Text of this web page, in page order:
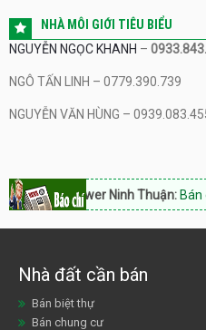
NHÀ MÔI GIỚI TIÊU BIỂU
NGUYỄN NGỌC KHANH –
NGÔ TẤN LINH – 0779.390.739
NGUYỄN VĂN HÙNG –
Tower Ninh Thuận:Bán căn hộ,
Nhà đất cần bán
Bán biệt thự
Bán chung cư